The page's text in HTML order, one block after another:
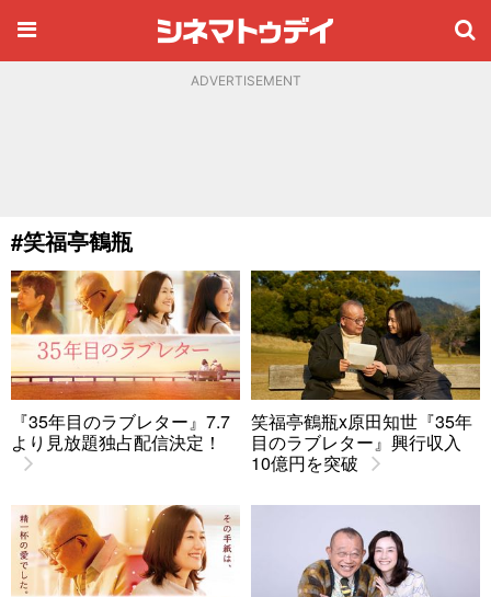
ADVERTISEMENT
#笑福亭鶴瓶
『35年目のラブレター』7.7
より見放題独占配信決定！
笑福亭鶴瓶x原田知世『35年
目のラブレター』興行収入
10億円を突破